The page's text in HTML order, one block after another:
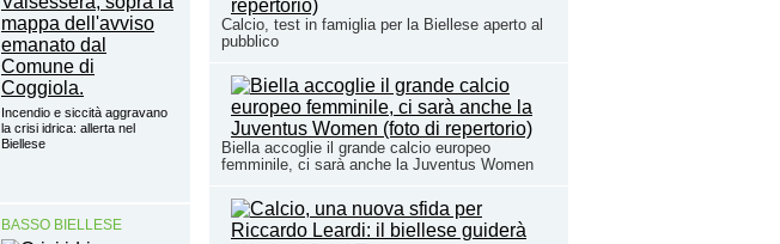
Calcio, test in famiglia per la Biellese aperto al
pubblico
Biella accoglie il grande calcio europeo
femminile, ci sarà anche la Juventus Women
Incendio e siccità aggravano
la crisi idrica: allerta nel
Biellese
BASSO BIELLESE